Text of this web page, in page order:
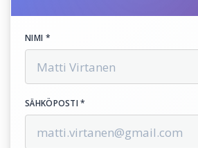
NIMI *
SÄHKÖPOSTI *